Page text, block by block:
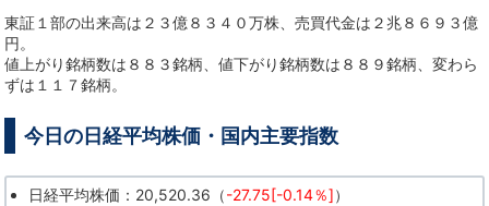
東証１部の出来高は２３億８３４０万株、売買代金は２兆８６９３億
円。
値上がり銘柄数は８８３銘柄、値下がり銘柄数は８８９銘柄、変わら
ずは１１７銘柄。
今日の日経平均株価・国内主要指数
日経平均株価：20,520.36（-27.75[-0.14％]）